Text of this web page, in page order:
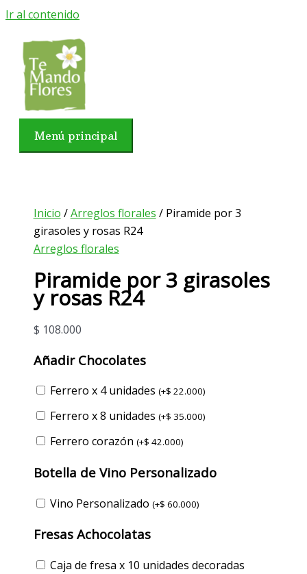
Ir al contenido
Menú principal
Inicio /Arreglos florales / Piramide por 3
girasoles y rosas R24
Arreglos florales
Piramide por 3 girasoles
y rosas R24
$ 108.000
Añadir Chocolates
Ferrero x 4 unidades (+$ 22.000)
Ferrero x 8 unidades (+$ 35.000)
Ferrero corazón (+$ 42.000)
Botella de Vino Personalizado
Vino Personalizado (+$ 60.000)
Fresas Achocolatas
Caja de fresa x 10 unidades decoradas